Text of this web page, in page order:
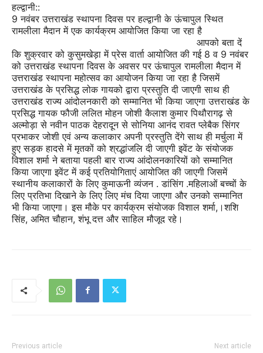
हल्द्वानी::
9 नवंबर उत्तराखंड स्थापना दिवस पर हल्द्वानी के ऊंचापुल स्थित
रामलीला मैदान में एक कार्यक्रम आयोजित किया जा रहा है
आपको बता दें
कि शुक्रवार को कुसुमखेड़ा में प्रेस वार्ता आयोजित की गई 8 व 9 नवंबर
को उत्तराखंड स्थापना दिवस के अवसर पर ऊंचापुल रामलीला मैदान में
उत्तराखंड स्थापना महोत्सव का आयोजन किया जा रहा है जिसमें
उत्तराखंड के प्रसिद्ध लोक गायको द्वारा प्रस्तुति दी जाएगी साथ ही
उत्तराखंड राज्य आंदोलनकारी को सम्मानित भी किया जाएगा उत्तराखंड के
प्रसिद्ध गायक फौजी ललित मोहन जोशी कैलाश कुमार पिथौरागढ़ से
अल्मोड़ा से नवीन पाठक देहरादून से सोनिया आनंद रावत प्लेबैक सिंगर
प्रभाकर जोशी एवं अन्य कलाकार अपनी प्रस्तुति देंगे साथ ही मर्चुला में
हुए सड़क हादसे में मृतकों को श्रद्धांजलि दी जाएगी इवेंट के संयोजक
विशाल शर्मा ने बताया पहली बार राज्य आंदोलनकारियों को सम्मानित
किया जाएगा इवेंट में कई प्रतियोगिताएं आयोजित की जाएगी जिसमें
स्थानीय कलाकारों के लिए कुमाऊनी व्यंजन . डांसिंग .महिलाओं बच्चों के
लिए प्रतिभा दिखाने के लिए लिए मंच दिया जाएगा और उनको सम्मानित
भी किया जाएगा। इस मौके पर कार्यक्रम संयोजक विशाल शर्मा,।शशि
सिंह, अमित चौहान, शंभू दत्त और साहिल मौजूद रहे।
Previous article Next article